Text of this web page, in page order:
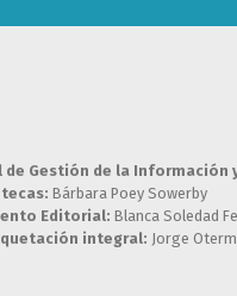
de Gestión de la Información
Bárbara Poey Sowerby
Editorial: Blanca Soledad
integral: Jorge